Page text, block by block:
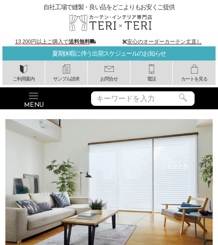
夏期休暇に伴う出荷スケジュールのお知らせ
ご利用案内 サンプル請求 お問合せ 電話 カートを見る
自社工場で縫製・良い品をどこよりもお安くご提供
13,200円以上ご購入で送料無料 安心のオーダーカーテン丈直し